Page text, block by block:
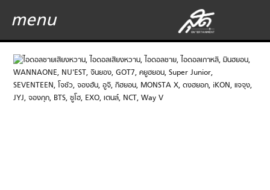
menu